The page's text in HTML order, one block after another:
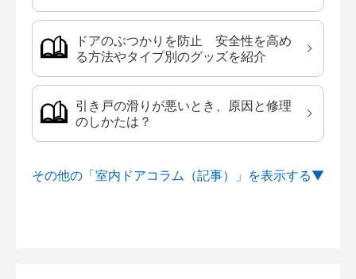
ドアのぶつかりを防止 安全性を高め
る方法やタイプ別のグッズを紹介
引き戸の滑りが悪いとき、原因と修理
のしかたは？
その他の「室内ドアコラム（記事）」を